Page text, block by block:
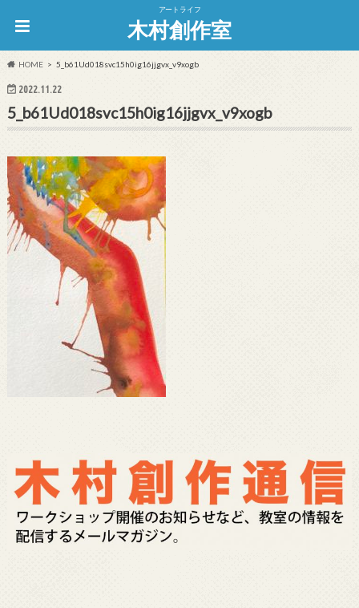
アートライフ
木村創作室
HOME 5_b61Ud018svc15h0ig16jjgvx_v9xogb
2022.11.22
5_b61Ud018svc15h0ig16jjgvx_v9xogb